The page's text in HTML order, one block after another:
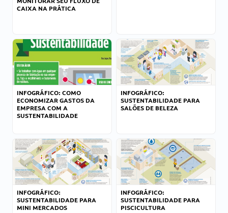
CAIXA NA PRÁTICA
INFOGRÁFICO: COMO
ECONOMIZAR GASTOS DA
EMPRESA COM A
SUSTENTABILIDADE
INFOGRÁFICO:
SUSTENTABILIDADE PARA
SALÕES DE BELEZA
INFOGRÁFICO:
SUSTENTABILIDADE PARA
MINI MERCADOS
INFOGRÁFICO:
SUSTENTABILIDADE PARA
PISCICULTURA